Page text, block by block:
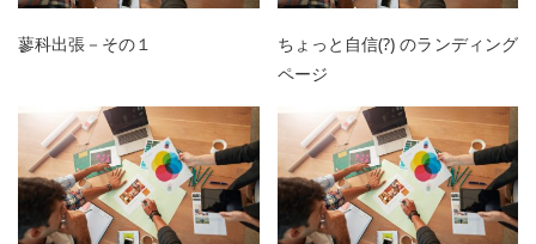
蓼科出張－その１
ちょっと自信(?) のランディング
ページ